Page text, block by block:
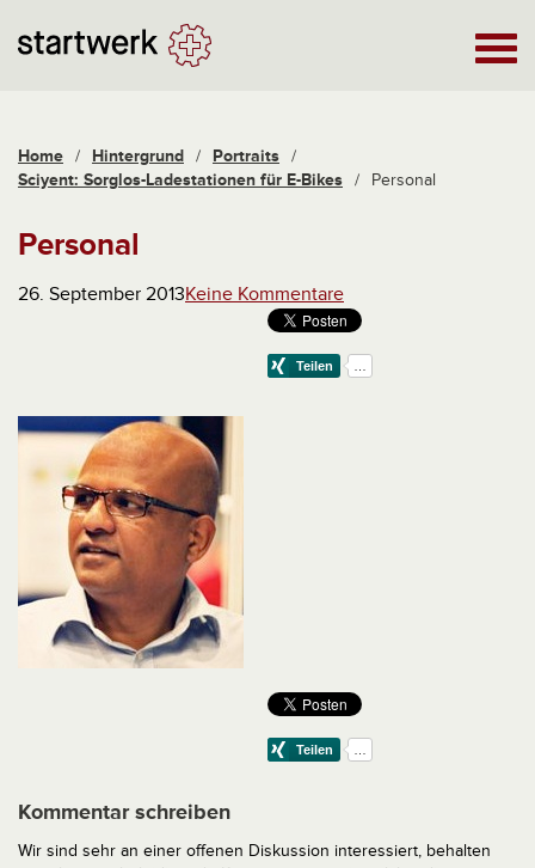
Home / Hintergrund / Portraits /
Sciyent: Sorglos-Ladestationen für E-Bikes / Personal
Personal
26. September 2013Keine Kommentare
Kommentar schreiben
Wir sind sehr an einer offenen Diskussion interessiert, behalten